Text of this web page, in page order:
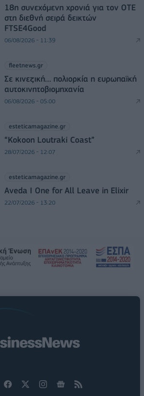
18η συνεχόμενη χρονιά για τον ΟΤΕ
στη διεθνή σειρά δεικτών
FTSE4Good
06/08/2026 - 11:39
fleetnews.gr
Σε κινεζική… πολιορκία η ευρωπαϊκή
αυτοκινητοβιομηχανία
06/08/2026 - 05:00
esteticamagazine.gr
“Kokoon Loutraki Coast”
28/07/2026 - 12:07
esteticamagazine.gr
Aveda I One for All Leave in Elixir
22/07/2026 - 13:20